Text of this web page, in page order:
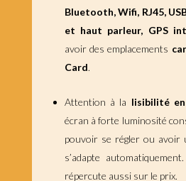
Bluetooth, Wifi, RJ45,
et haut parleur, GPS
avoir des emplacements
Card.
Attention à la lisibilité
écran à forte luminosité
pouvoir se régler ou avoir
s’adapte
répercute aussi sur le prix.